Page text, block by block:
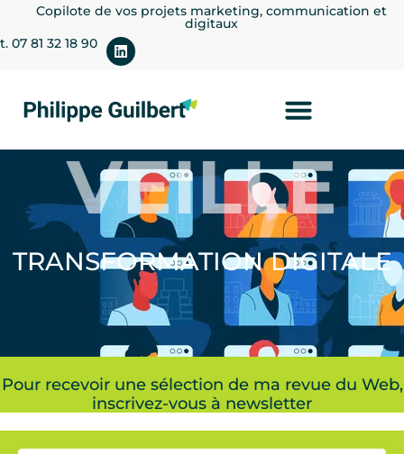
Copilote de vos projets marketing, communication et
digitaux
t. 07 81 32 18 90
VEILLE
TRANSFORMATION DIGITALE
Pour recevoir une sélection de ma revue du Web,
inscrivez-vous à newsletter